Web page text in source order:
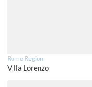
Rome Region
Villa Lorenzo